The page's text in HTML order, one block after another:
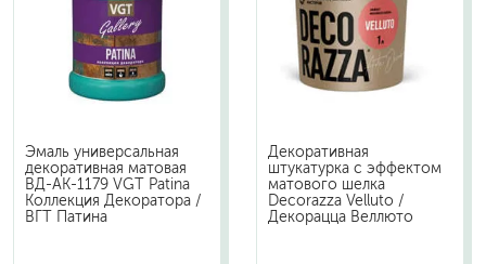
Эмаль универсальная
декоративная матовая
ВД-АК-1179 VGT Patina
Коллекция Декоратора /
ВГТ Патина
Декоративная
штукатурка с эффектом
матового шелка
Decorazza Velluto /
Декорацца Веллюто